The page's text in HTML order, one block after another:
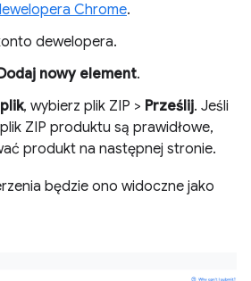
Chrome.
dewelopera.
nowy element.
, wybierz plik ZIP > Prześlij. Jeśli
ZIP produktu są prawidłowe,
produkt na następnej stronie.
będzie ono widoczne jako